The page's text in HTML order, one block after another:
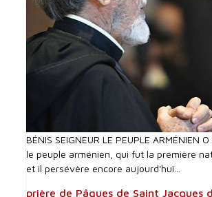
BÉNIS SEIGNEUR LE PEUPLE ARMÉNIEN
le peuple arménien, qui fut la première
et il persévère encore aujourd'hui...
prière de Pâques de Saint Jacques